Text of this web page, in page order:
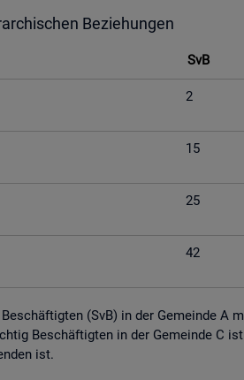
Be­zie­hun­gen
SvB
2
15
25
42
(SvB) in der Ge­mein­de
Be­schäf­tig­ten in der Ge­mein­de C
ist.